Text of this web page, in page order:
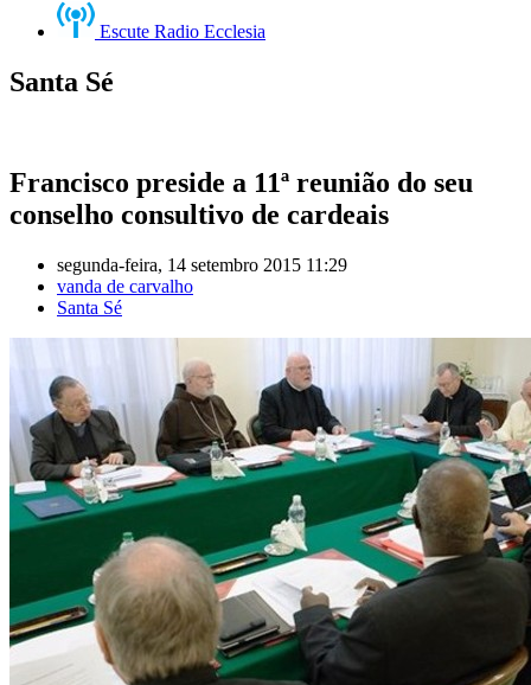
Escute Radio Ecclesia
Santa Sé
Francisco preside a 11ª reunião do seu
conselho consultivo de cardeais
segunda-feira, 14 setembro 2015 11:29
vanda de carvalho
Santa Sé